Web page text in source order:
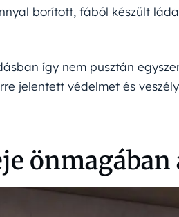
borított, fából készült
így nem pusztán
jelentett védelmet és